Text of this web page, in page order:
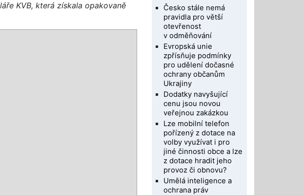
KVB, která získala opakovaně
Česko stále nemá
pravidla pro větší
otevřenost
v odměňování
Evropská unie
zpřísňuje podmínky
pro udělení dočasné
ochrany občanům
Ukrajiny
Dodatky navyšující
cenu jsou novou
veřejnou zakázkou
Lze mobilní telefon
pořízený z dotace na
volby využívat i pro
jiné činnosti obce a lze
z dotace hradit jeho
provoz či obnovu?
Umělá inteligence a
ochrana práv